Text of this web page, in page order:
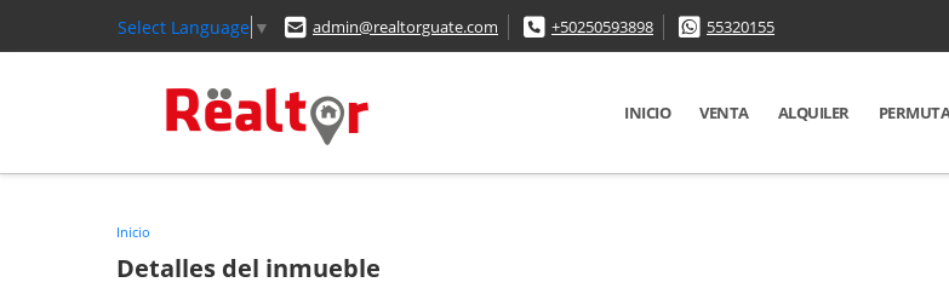
Select Language ▼ admin@realtorguate.com +50250593898 55320155
INICIO VENTA ALQUILER
Inicio
Detalles del inmueble